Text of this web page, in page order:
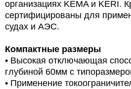
организациях KEMA и KERI.
сертифицированы для
судах и АЭС.
Компактные размеры
• Высокая отключающая
глубиной 60мм с
• Применение